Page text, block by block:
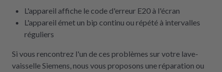
L'appareil affiche le code d'erreur E20 à l'écran
L'appareil émet un bip continu ou répété à intervalles
réguliers
Si vous rencontrez l'un de ces problèmes sur votre lave-
vaisselle Siemens, nous vous proposons une réparation ou